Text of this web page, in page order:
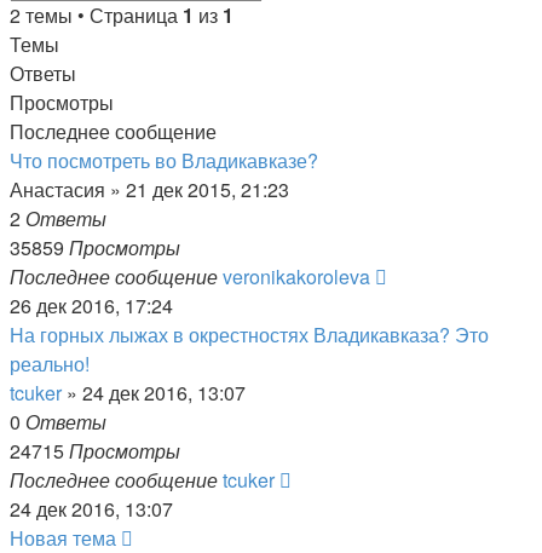
2 темы • Страница 1 из 1
Темы
Ответы
Просмотры
Последнее сообщение
Что посмотреть во Владикавказе?
Анастасия » 21 дек 2015, 21:23
2 Ответы
35859 Просмотры
Последнее сообщениеveronikakoroleva
26 дек 2016, 17:24
На горных лыжах в окрестностях Владикавказа? Это
реально!
tcuker » 24 дек 2016, 13:07
0 Ответы
24715Просмотры
Последнее сообщениеtcuker
24 дек 2016, 13:07
Новая тема